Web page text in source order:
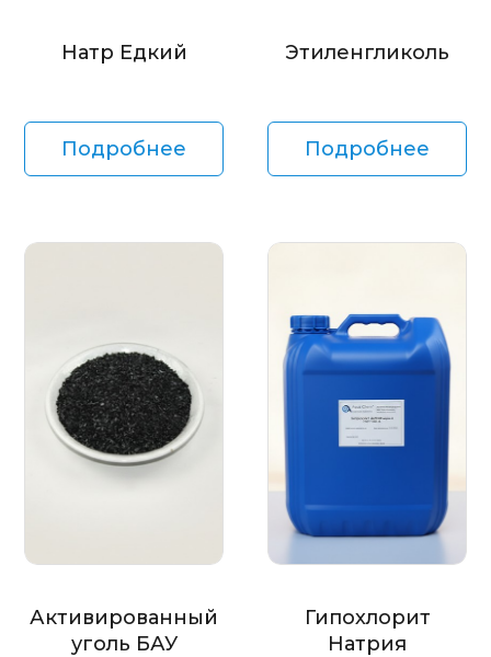
Натр Едкий
Подробнее
Этиленгликоль
Подробнее
Активированный
уголь БАУ
Гипохлорит
Натрия